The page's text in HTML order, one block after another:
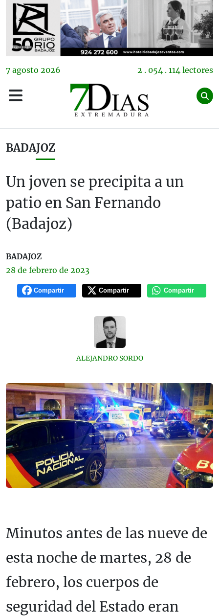
7 agosto 2026 2 . 054 . 114 lectores
BADAJOZ
Un joven se precipita a un
patio en San Fernando
(Badajoz)
BADAJOZ
28 de febrero de 2023
Compartir Compartir Compartir
ALEJANDRO SORDO
Minutos antes de las nueve de
esta noche de martes, 28 de
febrero, los cuerpos de
seguridad del Estado eran